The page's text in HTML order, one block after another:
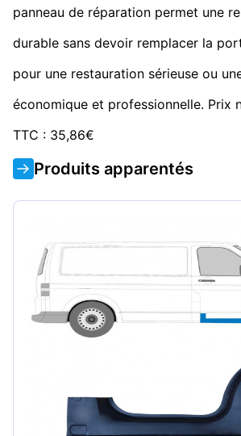
panneau de réparation permet une
durable sans devoir remplacer la
pour une restauration sérieuse ou
économique et professionnelle. Prix
TTC : 35,86€
Produits apparentés